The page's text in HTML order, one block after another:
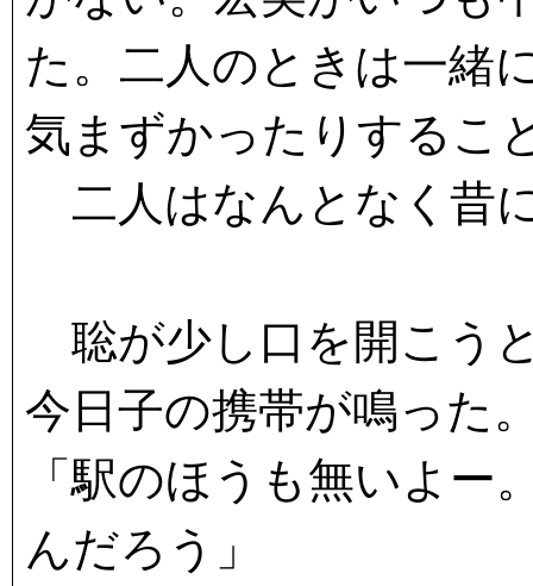
た。二人のときは一緒
気まずかったりするこ
二人はなんとなく昔
聡が少し口を開こう
今日子の携帯が鳴った
「駅のほうも無いよー
んだろう」